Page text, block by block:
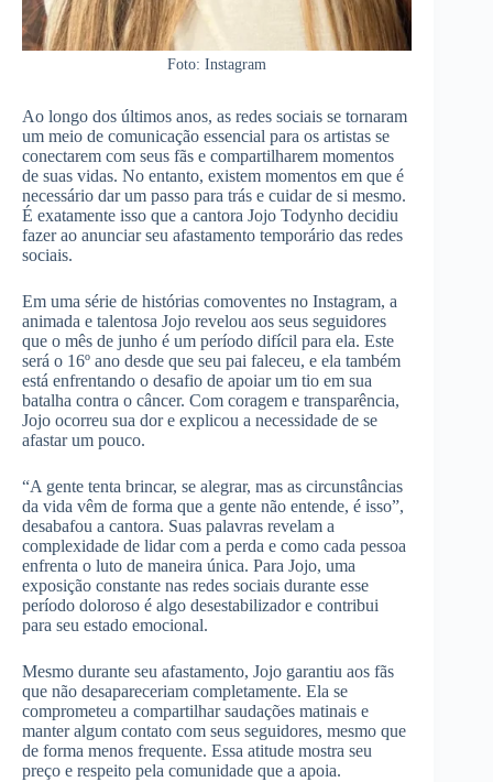
Foto: Instagram
Ao longo dos últimos anos, as redes sociais se tornaram
um meio de comunicação essencial para os artistas se
conectarem com seus fãs e compartilharem momentos
de suas vidas. No entanto, existem momentos em que é
necessário dar um passo para trás e cuidar de si mesmo.
É exatamente isso que a cantora Jojo Todynho decidiu
fazer ao anunciar seu afastamento temporário das redes
sociais.
Em uma série de histórias comoventes no Instagram, a
animada e talentosa Jojo revelou aos seus seguidores
que o mês de junho é um período difícil para ela. Este
será o 16º ano desde que seu pai faleceu, e ela também
está enfrentando o desafio de apoiar um tio em sua
batalha contra o câncer. Com coragem e transparência,
Jojo ocorreu sua dor e explicou a necessidade de se
afastar um pouco.
“A gente tenta brincar, se alegrar, mas as circunstâncias
da vida vêm de forma que a gente não entende, é isso”,
desabafou a cantora. Suas palavras revelam a
complexidade de lidar com a perda e como cada pessoa
enfrenta o luto de maneira única. Para Jojo, uma
exposição constante nas redes sociais durante esse
período doloroso é algo desestabilizador e contribui
para seu estado emocional.
Mesmo durante seu afastamento, Jojo garantiu aos fãs
que não desapareceriam completamente. Ela se
comprometeu a compartilhar saudações matinais e
manter algum contato com seus seguidores, mesmo que
de forma menos frequente. Essa atitude mostra seu
preço e respeito pela comunidade que a apoia.